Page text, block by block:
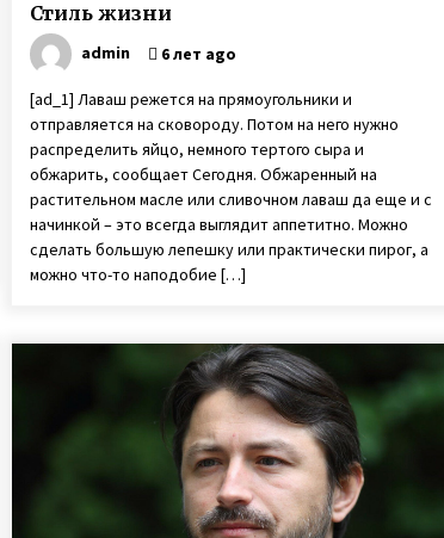
Стиль жизни
admin 6 лет ago
[ad_1] Лаваш режется на прямоугольники и
отправляется на сковороду. Потом на него нужно
распределить яйцо, немного тертого сыра и
обжарить, сообщает Сегодня. Обжаренный на
растительном масле или сливочном лаваш да еще и с
начинкой – это всегда выглядит аппетитно. Можно
сделать большую лепешку или практически пирог, а
можно что-то наподобие […]